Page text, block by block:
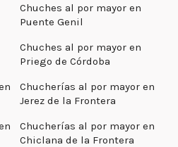
Chuches al por mayor en
Puente Genil
Chuches al por mayor en
Priego de Córdoba
Chucherías al por mayor en
Jerez de la Frontera
Chucherías al por mayor en
Chiclana de la Frontera